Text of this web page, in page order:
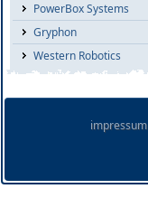
PowerBox Systems
Gryphon
Western Robotics
impressum